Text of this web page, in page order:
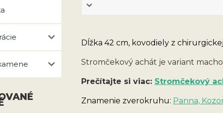
Dĺžka 42 cm, kovodiely z
Stromčekový achát je variant
Prečítajte si viac: Stromčekový
Znamenie zverokruhu: Panna,